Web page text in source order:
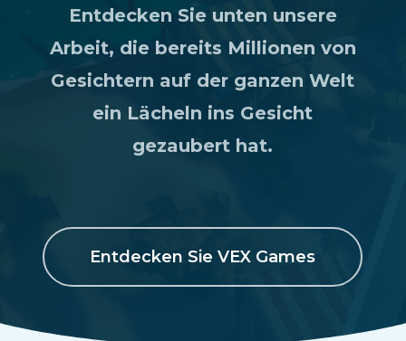
Entdecken Sie unten unsere
Arbeit, die bereits Millionen von
Gesichtern auf der ganzen Welt
ein Lächeln ins Gesicht
gezaubert hat.
Entdecken Sie VEX Games